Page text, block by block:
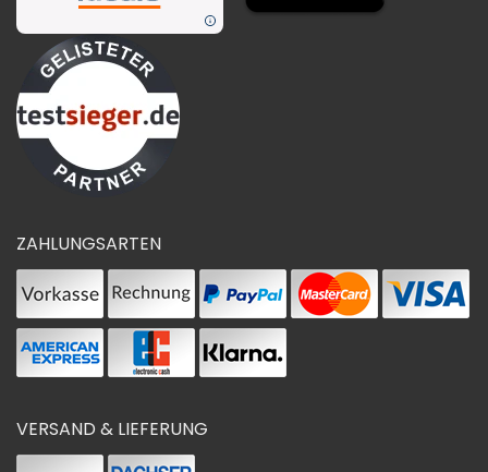
ZAHLUNGSARTEN
VERSAND & LIEFERUNG